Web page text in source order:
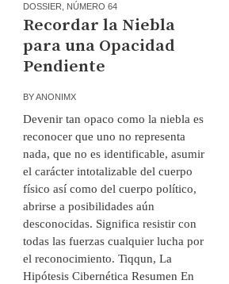
DOSSIER
NÚMERO 64
Recordar la Niebla
para una Opacidad
Pendiente
BYANONIMX
Devenir tan opaco como la niebla es
reconocer que uno no representa
nada, que no es identificable, asumir
el carácter intotalizable del cuerpo
físico así como del cuerpo político,
abrirse a posibilidades aún
desconocidas. Significa resistir con
todas las fuerzas cualquier lucha por
el reconocimiento. Tiqqun, La
Hipótesis Cibernética Resumen En